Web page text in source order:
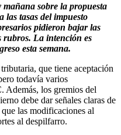
sobre la propuesta
las tasas del impuesto
pidieron bajar las
rubros. La intención es
esta semana.
que tiene aceptación
todavía varios
Además, los gremios del
debe dar señales claras de
las modificaciones al
al despilfarro.